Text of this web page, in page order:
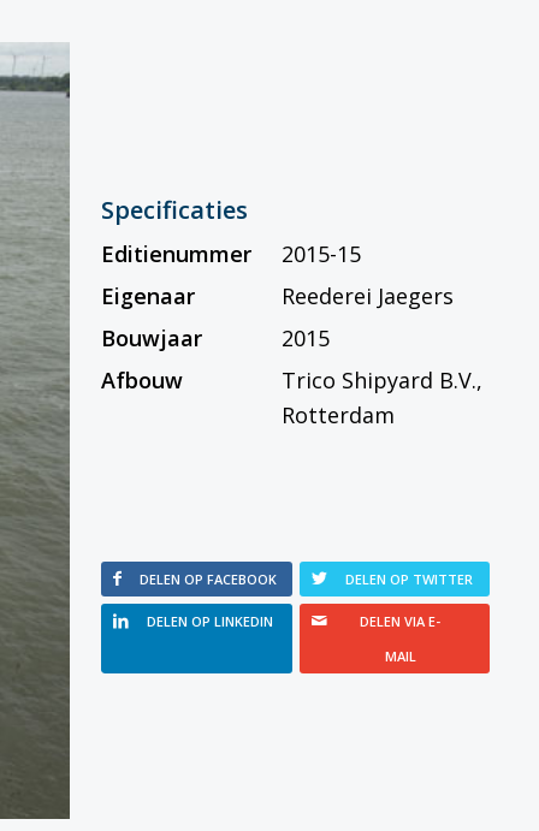
Specificaties
Editienummer
2015-15
Eigenaar
Reederei Jaegers
Bouwjaar
2015
Afbouw
Trico Shipyard B.V.,
Rotterdam
DELEN OP FACEBOOK DELEN OP TWITTER
DELEN OP LINKEDIN
DELEN VIA E-
MAIL